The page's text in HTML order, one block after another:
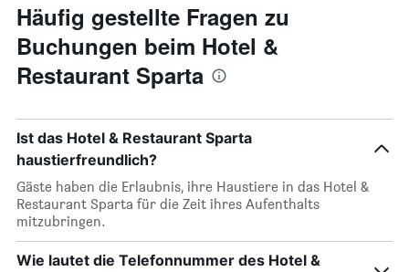
Häufig gestellte Fragen zu
Buchungen beim Hotel &
Restaurant Sparta
Ist das Hotel & Restaurant Sparta
haustierfreundlich?
Gäste haben die Erlaubnis, ihre Haustiere in das Hotel &
Restaurant Sparta für die Zeit ihres Aufenthalts
mitzubringen.
Wie lautet die Telefonnummer des Hotel &